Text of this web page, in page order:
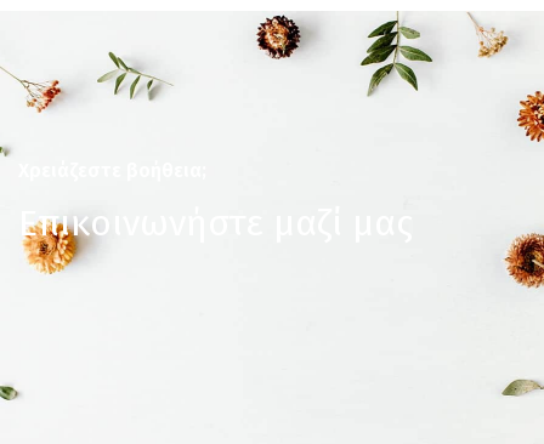
Επικοινωνήστε μαζί μας